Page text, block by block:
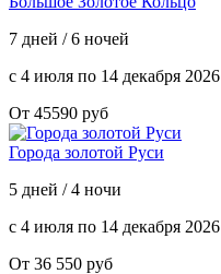
7 дней / 6 ночей
с 4 июля по 14 декабря 2026
От 45590 руб
Города золотой Руси
5 дней / 4 ночи
с 4 июля по 14 декабря 2026
От 36 550 руб